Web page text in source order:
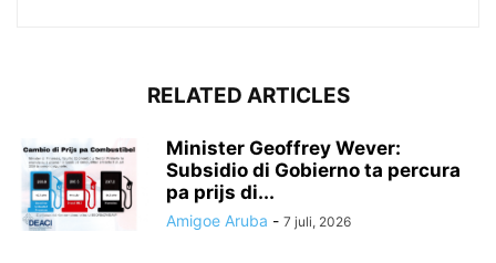
RELATED ARTICLES
Minister Geoffrey Wever:
Subsidio di Gobierno ta percura
pa prijs di...
Amigoe Aruba - 7 juli, 2026